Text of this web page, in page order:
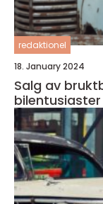
redaktionel
18. January 2024
Salg av bruktbil En omfattende
bilentusiaster